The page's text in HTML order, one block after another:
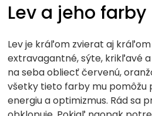
Lev a jeho farby
Lev je kráľom zvierat aj
extravagantné, sýte, krikľavé
na seba obliecť červenú,
všetky tieto farby mu pomôžu
energiu a optimizmus. Rád sa